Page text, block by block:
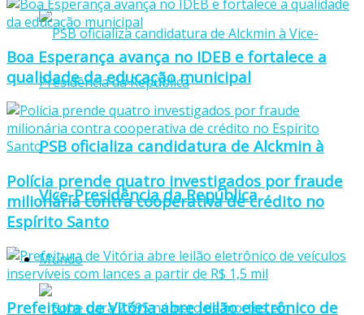
PSB oficializa candidatura de Alckmin à
Vice-Presidência da República
Mundo
Boa Esperança avança no IDEB e fortalece a
qualidade da educação municipal
Polícia prende quatro investigados por fraude
milionária contra cooperativa de crédito no
Espírito Santo
Prefeitura de Vitória abre leilão eletrônico de